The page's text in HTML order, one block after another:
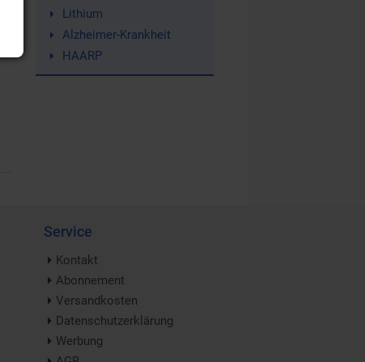
Lithium
Alzheimer-Krankheit
HAARP
Service
Kontakt
Abonnement
Versandkosten
Datenschutzerklärung
Werbung